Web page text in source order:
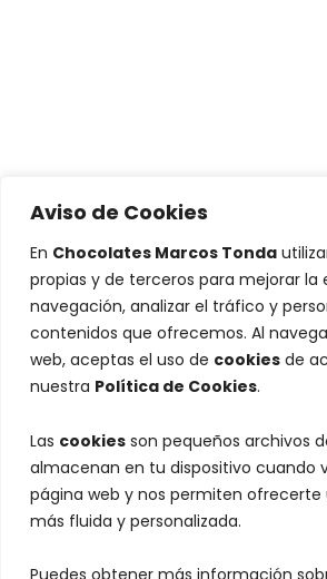
Aviso de Cookies
En Chocolates Marcos Tonda
propias y de terceros para mejorar la
navegación, analizar el tráfico y
contenidos que ofrecemos. Al
web, aceptas el uso de cookies de
nuestra Política de Cookies.
Las cookies son pequeños archivos
almacenan en tu dispositivo cuando
página web y nos permiten ofrecerte
más fluida y personalizada.
Puedes obtener más información